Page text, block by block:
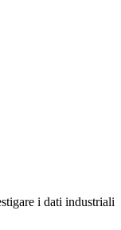
i dati industriali